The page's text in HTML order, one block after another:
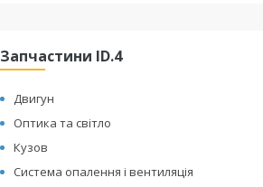
Запчастини ID.4
Двигун
Оптика та світло
Кузов
Система опалення і вентиляція